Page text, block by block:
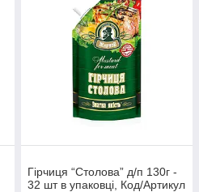
Гірчиця “Столова” д/п 130г -
32 шт в упаковці, Код/Артикул